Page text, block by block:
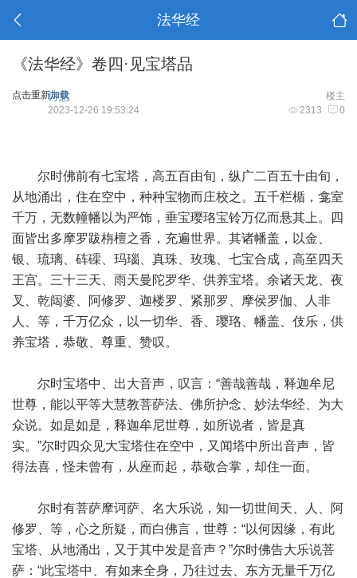
法华经
《法华经》卷四·见宝塔品
点击重新加载 楼主
诗意
2313 0
2023-12-26 19:53:24
尔时佛前有七宝塔，高五百由旬，纵广二百五十由旬，
从地涌出，住在空中，种种宝物而庄校之。五千栏楯，龛室
千万，无数幢幡以为严饰，垂宝璎珞宝铃万亿而悬其上。四
面皆出多摩罗跋栴檀之香，充遍世界。其诸幡盖，以金、
银、琉璃、砗磲、玛瑙、真珠、玫瑰、七宝合成，高至四天
王宫。三十三天、雨天曼陀罗华、供养宝塔。余诸天龙、夜
叉、乾闼婆、阿修罗、迦楼罗、紧那罗、摩侯罗伽、人非
人、等，千万亿众，以一切华、香、璎珞、幡盖、伎乐，供
养宝塔，恭敬、尊重、赞叹。
尔时宝塔中、出大音声，叹言：“善哉善哉，释迦牟尼
世尊，能以平等大慧教菩萨法、佛所护念、妙法华经、为大
众说。如是如是，释迦牟尼世尊，如所说者，皆是真
实。”尔时四众见大宝塔住在空中，又闻塔中所出音声，皆
得法喜，怪未曾有，从座而起，恭敬合掌，却住一面。
尔时有菩萨摩诃萨、名大乐说，知一切世间天、人、阿
修罗、等，心之所疑，而白佛言，世尊：“以何因缘，有此
宝塔、从地涌出，又于其中发是音声？”尔时佛告大乐说菩
萨：“此宝塔中、有如来全身，乃往过去、东方无量千万亿